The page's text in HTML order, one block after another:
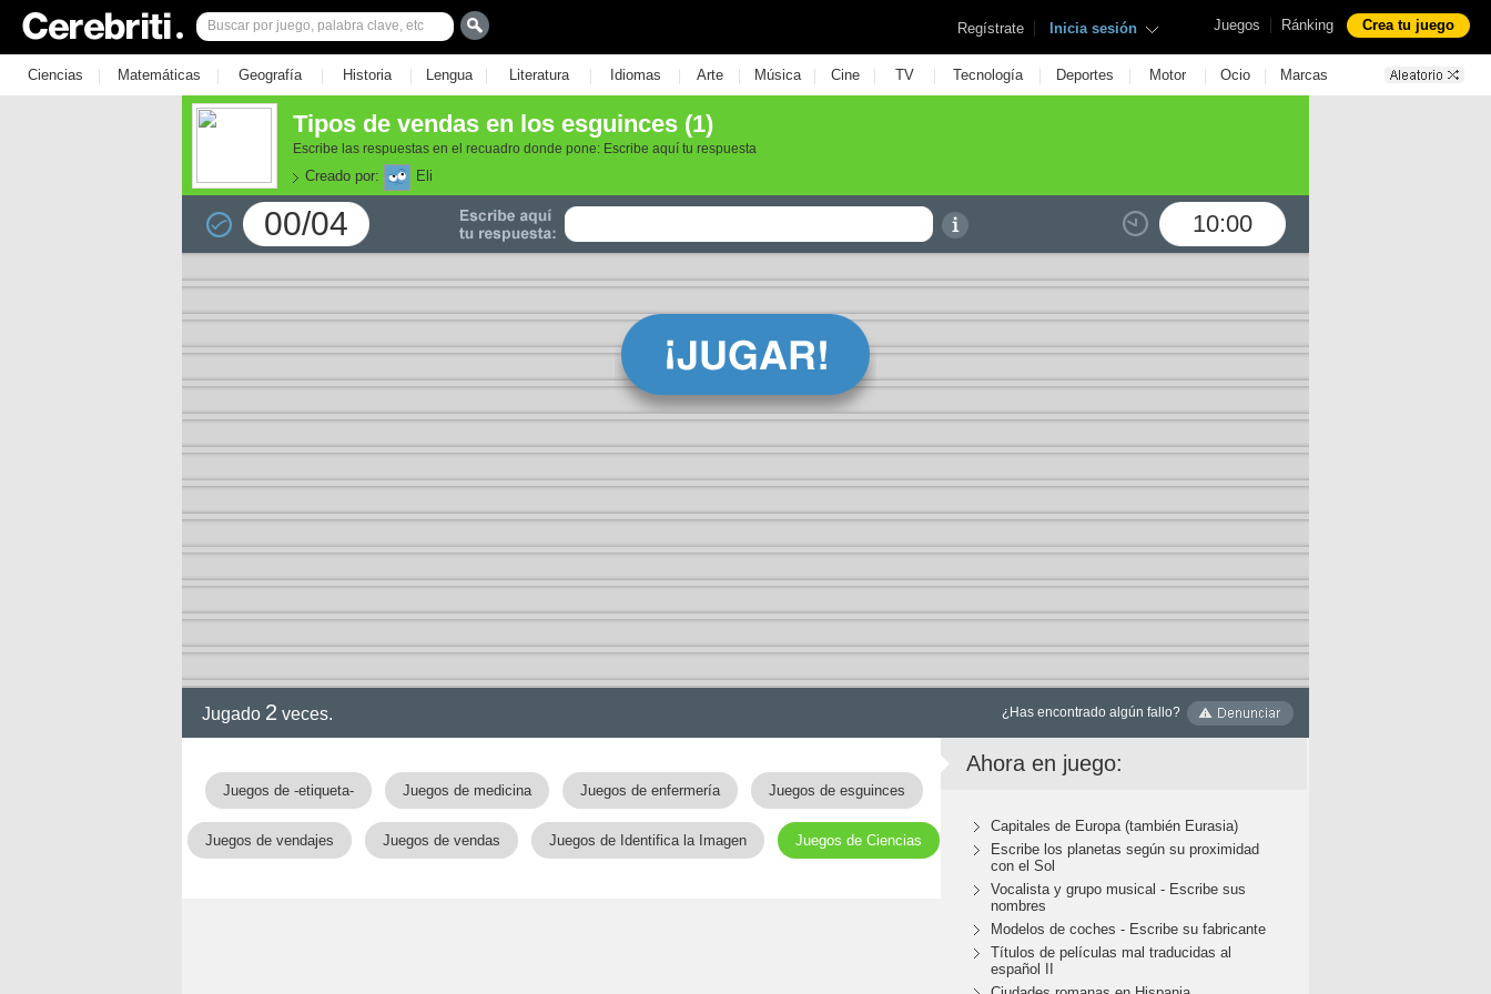
Juegos | Ránking Crea tu juego
Regístrate | Inicia sesión
Ciencias | Matemáticas | Geografía | Historia | Lengua | Literatura | Idiomas | Arte | Música | Cine | TV | Tecnología | Deportes | Motor | Ocio | Marcas
Tipos de vendas en los esguinces (1)
Escribe las respuestas en el recuadro donde pone: Escribe aquí tu respuesta
Creado por: Eli
00/04 10:00
Jugado 2 veces. ¿Has encontrado algún fallo?
Juegos de -etiqueta- Juegos de medicina Juegos de enfermería Juegos de esguinces
Juegos de vendajes Juegos de vendas Juegos de Identifica la Imagen Juegos de Ciencias
Ahora en juego:
Capitales de Europa (también Eurasia)
Escribe los planetas según su proximidad
con el Sol
Vocalista y grupo musical - Escribe sus
nombres
Modelos de coches - Escribe su fabricante
Títulos de películas mal traducidas al
español II